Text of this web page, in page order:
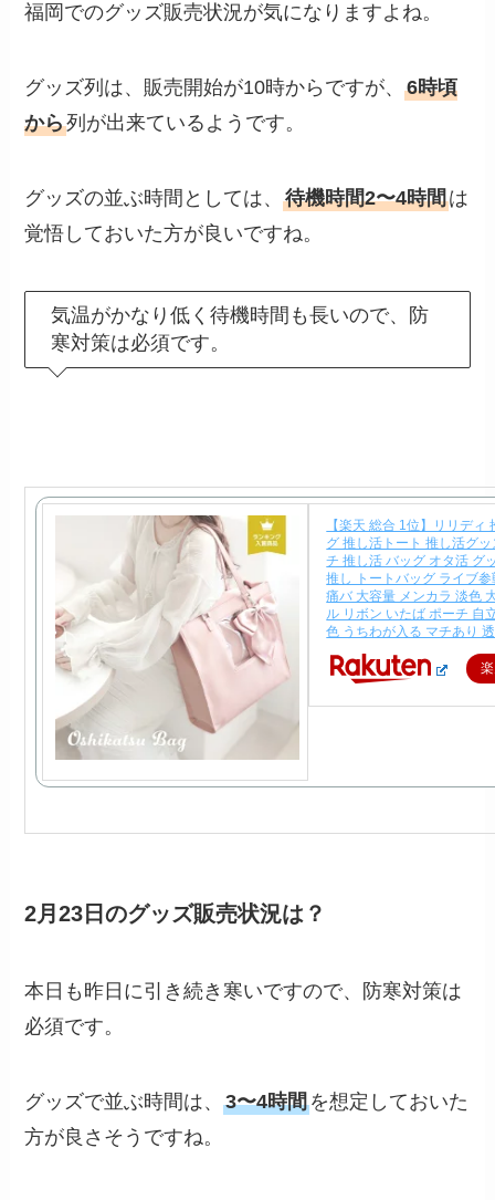
福岡でのグッズ販売状況が気になりますよね。
グッズ列は、販売開始が10時からですが、6時頃
から列が出来ているようです。
グッズの並ぶ時間としては、待機時間2〜4時間は
覚悟しておいた方が良いですね。
気温がかなり低く待機時間も長いので、防
寒対策は必須です。
【楽天 総合 1位】リリディ
グ 推し活トート 推し活グ
チ 推し活 バッグ オタ活 グ
推し トートバッグ ライブ
痛バ 大容量 メンカラ 淡色
ル リボン いたば ポーチ 自
色 うちわが入る マチあり
2月23日のグッズ販売状況は？
本日も昨日に引き続き寒いですので、防寒対策は
必須です。
グッズで並ぶ時間は、3〜4時間を想定しておいた
方が良さそうですね。